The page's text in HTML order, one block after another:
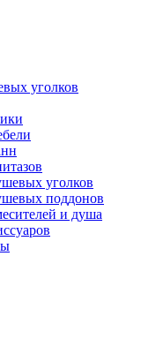
уголков
уголков
поддонов
и душа